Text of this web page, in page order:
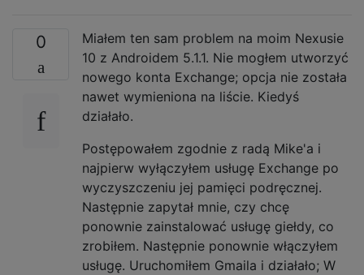
0
Miałem ten sam problem na moim Nexusie
10 z Androidem 5.1.1. Nie mogłem utworzyć
nowego konta Exchange; opcja nie została
nawet wymieniona na liście. Kiedyś
działało.
Postępowałem zgodnie z radą Mike'a i
najpierw wyłączyłem usługę Exchange po
wyczyszczeniu jej pamięci podręcznej.
Następnie zapytał mnie, czy chcę
ponownie zainstalować usługę giełdy, co
zrobiłem. Następnie ponownie włączyłem
usługę. Uruchomiłem Gmaila i działało; W